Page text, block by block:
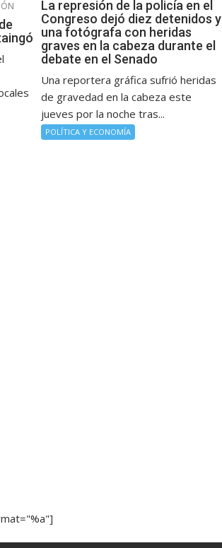
La represión de la policía en el
Congreso dejó diez detenidos y
una fotógrafa con heridas
graves en la cabeza durante el
debate en el Senado
Una reportera gráfica sufrió heridas
de gravedad en la cabeza este
jueves por la noche tras...
POLÍTICA Y ECONOMÍA